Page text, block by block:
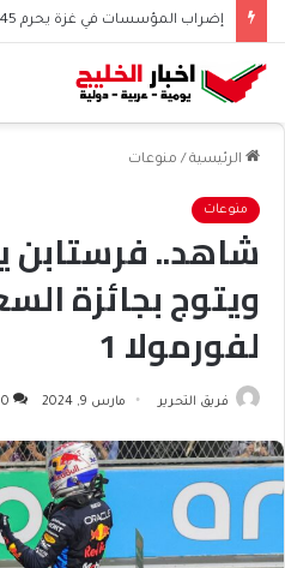
إضراب المؤسسات في غزة يحرم 45 ألف موظف من الرواتب
الرئيسية / منوعات
منوعات
شاهد.. فرستابن
ويتوج بجائزة
لفورمولا 1
فريق التحرير مارس 9, 2024 0